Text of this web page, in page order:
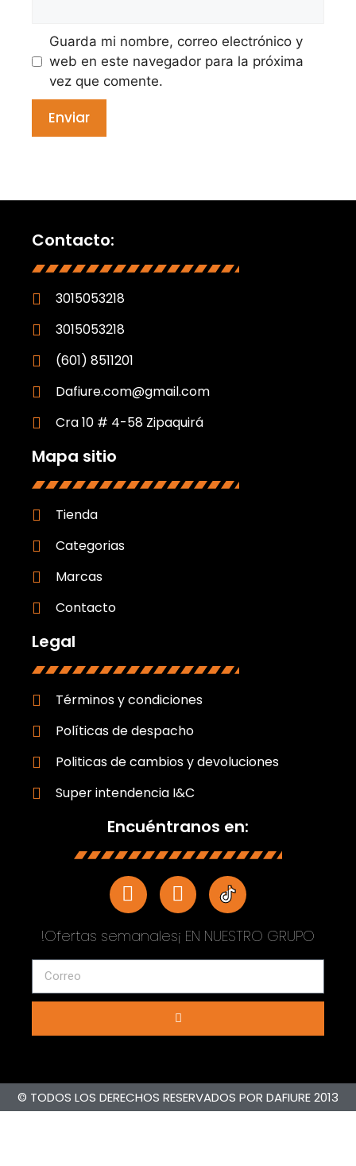
Guarda mi nombre, correo electrónico y
web en este navegador para la próxima
vez que comente.
Contacto:
3015053218
3015053218
(601) 8511201
Dafiure.com@gmail.com
Cra 10 # 4-58 Zipaquirá
Mapa sitio
Tienda
Categorias
Marcas
Contacto
Legal
Términos y condiciones
Políticas de despacho
Politicas de cambios y devoluciones
Super intendencia I&C
Encuéntranos en:
!Ofertas semanales¡ EN NUESTRO GRUPO
© TODOS LOS DERECHOS RESERVADOS POR DAFIURE 2013